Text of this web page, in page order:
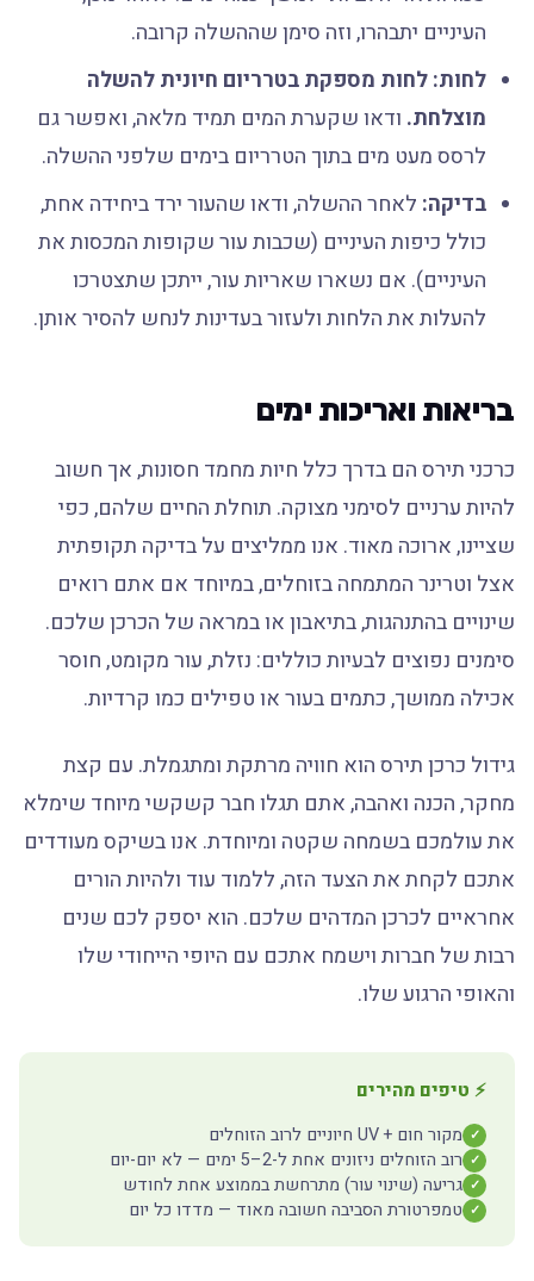
העיניים יתבהרו, וזה סימן שההשלה קרובה.
לחות:לחות מספקת בטרריום חיונית להשלה
מוצלחת.ודאו שקערת המים תמיד מלאה, ואפשר גם
לרסס מעט מים בתוך הטרריום בימים שלפני ההשלה.
בדיקה:לאחר ההשלה, ודאו שהעור ירד ביחידה אחת,
כולל כיפות העיניים (שכבות עור שקופות המכסות את
העיניים). אם נשארו שאריות עור, ייתכן שתצטרכו
להעלות את הלחות ולעזור בעדינות לנחש להסיר אותן.
בריאות ואריכות ימים
כרכני תירס הם בדרך כלל חיות מחמד חסונות, אך חשוב
להיות ערניים לסימני מצוקה. תוחלת החיים שלהם, כפי
שציינו, ארוכה מאוד. אנו ממליצים על בדיקה תקופתית
אצל וטרינר המתמחה בזוחלים, במיוחד אם אתם רואים
שינויים בהתנהגות, בתיאבון או במראה של הכרכן שלכם.
סימנים נפוצים לבעיות כוללים: נזלת, עור מקומט, חוסר
אכילה ממושך, כתמים בעור או טפילים כמו קרדיות.
גידול כרכן תירס הוא חוויה מרתקת ומתגמלת. עם קצת
מחקר, הכנה ואהבה, אתם תגלו חבר קשקשי מיוחד שימלא
את עולמכם בשמחה שקטה ומיוחדת. אנו בשיקס מעודדים
אתכם לקחת את הצעד הזה, ללמוד עוד ולהיות הורים
אחראיים לכרכן המדהים שלכם. הוא יספק לכם שנים
רבות של חברות וישמח אתכם עם היופי הייחודי שלו
והאופי הרגוע שלו.
⚡ טיפים מהירים
✓ מקור חום + UV חיוניים לרוב הזוחלים
✓ רוב הזוחלים ניזונים אחת ל-2–5 ימים — לא יום-יום
✓ גריעה (שינוי עור) מתרחשת בממוצע אחת לחודש
✓ טמפרטורת הסביבה חשובה מאוד — מדדו כל יום